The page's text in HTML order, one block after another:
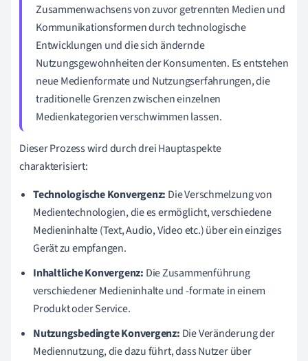
Zusammenwachsens von zuvor getrennten Medien und
Kommunikationsformen durch technologische
Entwicklungen und die sich ändernde
Nutzungsgewohnheiten der Konsumenten. Es entstehen
neue Medienformate und Nutzungserfahrungen, die
traditionelle Grenzen zwischen einzelnen
Medienkategorien verschwimmen lassen.
Dieser Prozess wird durch drei Hauptaspekte
charakterisiert:
Technologische Konvergenz: Die Verschmelzung von
Medientechnologien, die es ermöglicht, verschiedene
Medieninhalte (Text, Audio, Video etc.) über ein einziges
Gerät zu empfangen.
Inhaltliche Konvergenz: Die Zusammenführung
verschiedener Medieninhalte und -formate in einem
Produkt oder Service.
Nutzungsbedingte Konvergenz: Die Veränderung der
Mediennutzung, die dazu führt, dass Nutzer über